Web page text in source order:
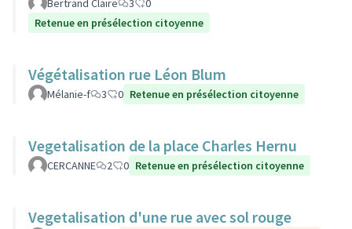
Bertrand Claire 3
0
Retenue en présélection citoyenne
Végétalisation rue Léon Blum
Mélanie-f 3 0 Retenue en présélection citoyenne
Vegetalisation de la place Charles Hernu
CERCANNE 2 0 Retenue en présélection citoyenne
Vegetalisation d'une rue avec sol rouge